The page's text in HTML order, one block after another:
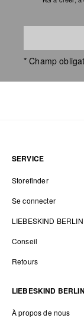
* Champ
SERVICE
Storefinder
Se connecter
LIEBESKIND
Conseil
Retours
LIEBESKIND BERLIN
À propos de nous